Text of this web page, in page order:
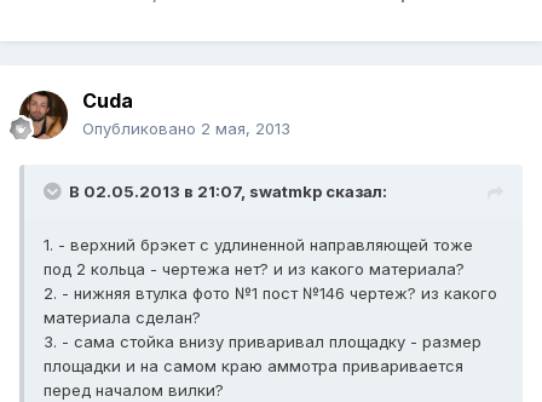
Cuda
Опубликовано 2 мая, 2013
В 02.05.2013 в 21:07, swatmkp сказал:
1. - верхний брэкет с удлиненной направляющей тоже
под 2 кольца - чертежа нет? и из какого материала?
2. - нижняя втулка фото №1 пост №146 чертеж? из какого
материала сделан?
3. - сама стойка внизу приваривал площадку - размер
площадки и на самом краю аммотра приваривается
перед началом вилки?